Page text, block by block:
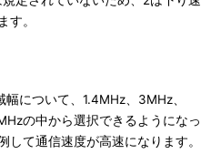
す。
について、1.4MHz、3MHz、
の中から選択できるようになっ
して通信速度が高速になります。